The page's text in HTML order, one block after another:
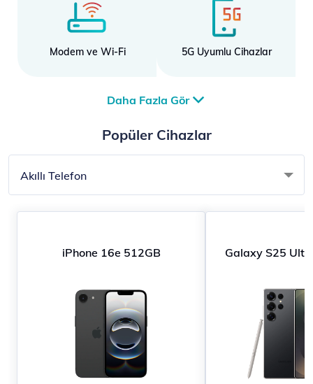
Modem ve Wi-Fi 5G Uyumlu Cihazlar
Daha Fazla Gör
Popüler Cihazlar
Akıllı Telefon
iPhone 16e 512GB Galaxy S25